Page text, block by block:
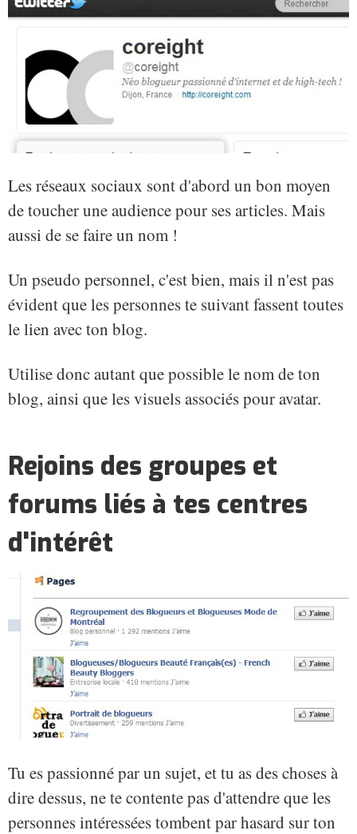
Les réseaux sociaux sont d'abord un bon moyen
de toucher une audience pour ses articles. Mais
aussi de se faire un nom !
Un pseudo personnel, c'est bien, mais il n'est pas
évident que les personnes te suivant fassent toutes
le lien avec ton blog.
Utilise donc autant que possible le nom de ton
blog, ainsi que les visuels associés pour avatar.
Rejoins des groupes et
forums liés à tes centres
d'intérêt
Tu es passionné par un sujet, et tu as des choses à
dire dessus, ne te contente pas d'attendre que les
personnes intéressées tombent par hasard sur ton